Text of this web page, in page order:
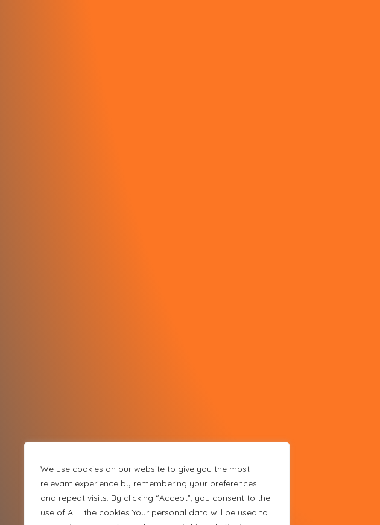
We use cookies on our website to give you the most
relevant experience by remembering your preferences
and repeat visits. By clicking “Accept”, you consent to the
use of ALL the cookies Your personal data will be used to